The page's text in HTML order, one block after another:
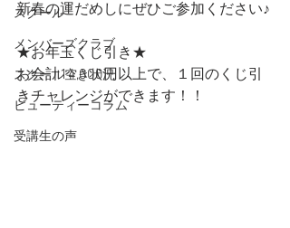
スクール
メンバーズクラブ
スクール空き状況
ビューティーコラム
受講生の声
新春の運だめしにぜひご参加ください♪
★お年玉くじ引き★
お会計14,000円以上で、１回のくじ引
きチャレンジができます！！